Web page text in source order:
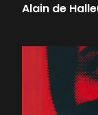
Alain de